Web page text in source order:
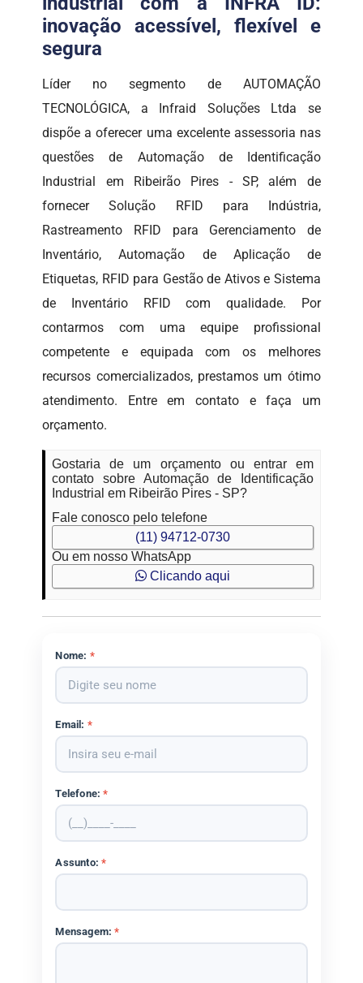
inovação acessível, flexível e
segura
Líder no segmento de AUTOMAÇÃO
TECNOLÓGICA, a Infraid Soluções Ltda se
dispõe a oferecer uma excelente assessoria nas
questões de Automação de Identificação
Industrial em Ribeirão Pires - SP, além de
fornecer Solução RFID para Indústria,
Rastreamento RFID para Gerenciamento de
Inventário, Automação de Aplicação de
Etiquetas, RFID para Gestão de Ativos e Sistema
de Inventário RFID com qualidade. Por
contarmos com uma equipe profissional
competente e equipada com os melhores
recursos comercializados, prestamos um ótimo
atendimento. Entre em contato e faça um
orçamento.
Gostaria de um orçamento ou entrar em
contato sobre Automação de Identificação
Industrial em Ribeirão Pires - SP?
Fale conosco pelo telefone
(11) 94712-0730
Ou em nosso WhatsApp
Clicando aqui
Nome: *
Email: *
Telefone:*
Assunto:*
Mensagem:*